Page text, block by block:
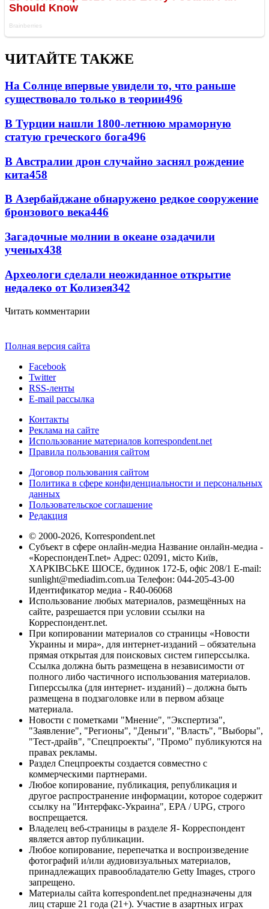
ЧИТАЙТЕ ТАКЖЕ
На Солнце впервые увидели то, что раньше
существовало только в теории496
В Турции нашли 1800-летнюю мраморную
статую греческого бога496
В Австралии дрон случайно заснял рождение
кита458
В Азербайджане обнаружено редкое сооружение
бронзового века446
Загадочные молнии в океане озадачили
ученых438
Археологи сделали неожиданное открытие
недалеко от Колизея342
Читать комментарии
Полная версия сайта
Facebook
Twitter
RSS-ленты
E-mail рассылка
Контакты
Реклама на сайте
Использование материалов korrespondent.net
Правила пользования сайтом
Договор пользования сайтом
Политика в сфере конфиденциальности и персональных
данных
Пользовательское соглашение
Редакция
© 2000-2026, Korrespondent.net
Субъект в сфере онлайн-медиа Название онлайн-медиа -
«КореспонденТ.net» Адрес: 02091, місто Київ,
ХАРКІВСЬКЕ ШОСЕ, будинок 172-Б, офіс 208/1 E-mail:
sunlight@mediadim.com.ua Телефон: 044-205-43-00
Идентификатор медиа - R40-06068
Использование любых материалов, размещённых на
сайте, разрешается при условии ссылки на
Корреспондент.net.
При копировании материалов со страницы «Новости
Украины и мира», для интернет-изданий – обязательна
прямая открытая для поисковых систем гиперссылка.
Ссылка должна быть размещена в независимости от
полного либо частичного использования материалов.
Гиперссылка (для интернет- изданий) – должна быть
размещена в подзаголовке или в первом абзаце
материала.
Новости с пометками "Мнение", "Экспертиза",
"Заявление", "Регионы", "Деньги", "Власть", "Выборы",
"Тест-драйв", "Спецпроекты", "Промо" публикуются на
правах рекламы.
Раздел Спецпроекты создается совместно с
коммерческими партнерами.
Любое копирование, публикация, републикация и
другое распространение информации, которое содержит
ссылку на "Интерфакс-Украина", EPA / UPG, строго
воспрещается.
Владелец веб-страницы в разделе Я- Корреспондент
является автор публикации.
Любое копирование, перепечатка и воспроизведение
фотографий и/или аудиовизуальных материалов,
принадлежащих правообладателю Getty Images, строго
запрещено.
Материалы сайта korrespondent.net предназначены для
лиц старше 21 года (21+). Участие в азартных играх